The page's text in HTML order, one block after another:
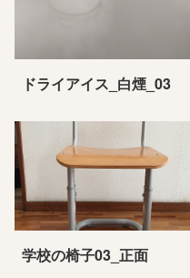
ドライアイス_白煙_03
学校の椅子03_正面